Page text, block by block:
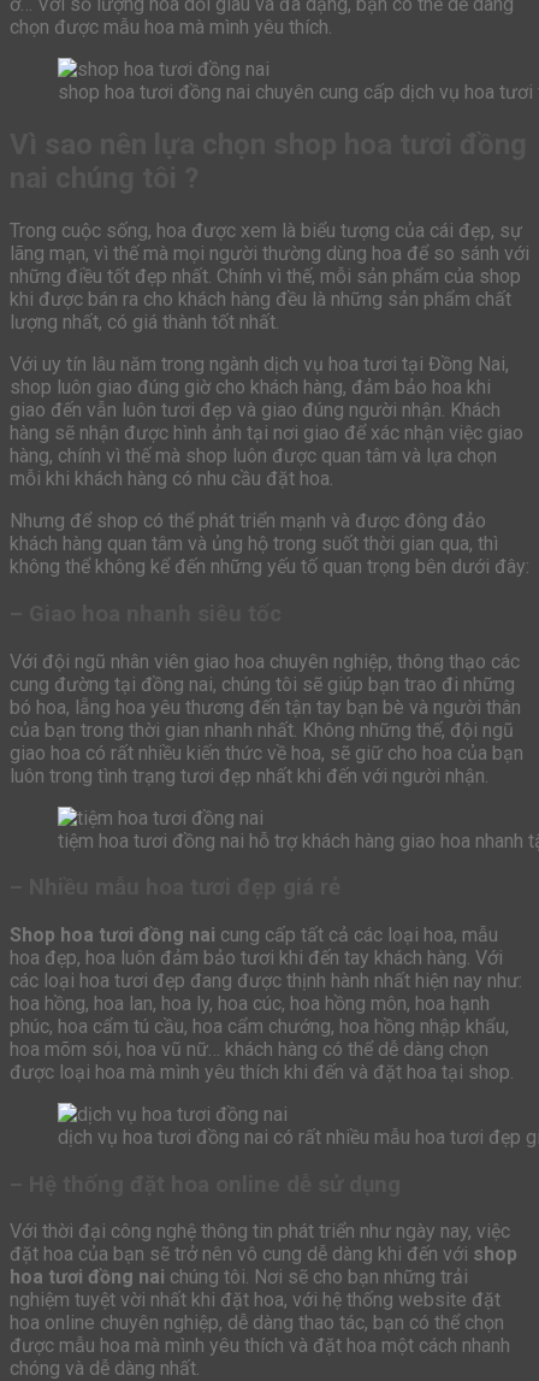
chọn được mẫu hoa mà mình yêu thích.
shop hoa tươi đồng nai chuyên cung cấp dịch vụ hoa tươi
Trong cuộc sống, hoa được xem là biểu tượng của cái đẹp, sự
lãng mạn, vì thế mà mọi người thường dùng hoa để so sánh với
những điều tốt đẹp nhất. Chính vì thế, mỗi sản phẩm của shop
khi được bán ra cho khách hàng đều là những sản phẩm chất
lượng nhất, có giá thành tốt nhất.
Với uy tín lâu năm trong ngành dịch vụ hoa tươi tại Đồng Nai,
shop luôn giao đúng giờ cho khách hàng, đảm bảo hoa khi
giao đến vẫn luôn tươi đẹp và giao đúng người nhận. Khách
hàng sẽ nhận được hình ảnh tại nơi giao để xác nhận việc giao
hàng, chính vì thế mà shop luôn được quan tâm và lựa chọn
mỗi khi khách hàng có nhu cầu đặt hoa.
Nhưng để shop có thể phát triển mạnh và được đông đảo
khách hàng quan tâm và ủng hộ trong suốt thời gian qua, thì
không thể không kể đến những yếu tố quan trọng bên dưới đây:
Với đội ngũ nhân viên giao hoa chuyên nghiệp, thông thạo các
cung đường tại đồng nai, chúng tôi sẽ giúp bạn trao đi những
bó hoa, lẵng hoa yêu thương đến tận tay bạn bè và người thân
của bạn trong thời gian nhanh nhất. Không những thế, đội ngũ
giao hoa có rất nhiều kiến thức về hoa, sẽ giữ cho hoa của bạn
luôn trong tình trạng tươi đẹp nhất khi đến với người nhận.
tiệm hoa tươi đồng nai hỗ trợ khách hàng giao hoa nhanh
Shop hoa tươi đồng nai cung cấp tất cả các loại hoa, mẫu
hoa đẹp, hoa luôn đảm bảo tươi khi đến tay khách hàng. Với
các loại hoa tươi đẹp đang được thịnh hành nhất hiện nay như:
hoa hồng, hoa lan, hoa ly, hoa cúc, hoa hồng môn, hoa hạnh
phúc, hoa cẩm tú cầu, hoa cẩm chướng, hoa hồng nhập khẩu,
hoa mõm sói, hoa vũ nữ… khách hàng có thể dễ dàng chọn
được loại hoa mà mình yêu thích khi đến và đặt hoa tại shop.
dịch vụ hoa tươi đồng nai có rất nhiều mẫu hoa tươi đẹp
Với thời đại công nghệ thông tin phát triển như ngày nay, việc
đặt hoa của bạn sẽ trở nên vô cung dễ dàng khi đến với shop
hoa tươi đồng nai chúng tôi. Nơi sẽ cho bạn những trải
nghiệm tuyệt vời nhất khi đặt hoa, với hệ thống website đặt
hoa online chuyên nghiệp, dễ dàng thao tác, bạn có thể chọn
được mẫu hoa mà mình yêu thích và đặt hoa một cách nhanh
chóng và dễ dàng nhất.